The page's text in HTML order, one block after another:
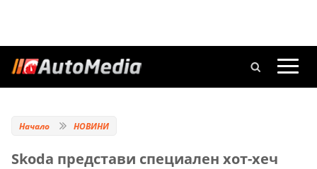
Начало НОВИНИ
Skoda представи специален хот-хеч